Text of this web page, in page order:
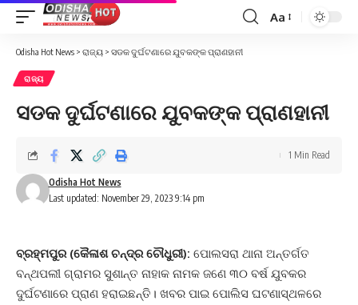
Font
Aa
Odisha Hot News > ରାଜ୍ୟ > ସଡକ ଦୁର୍ଘଟଣାରେ ଯୁବକଙ୍କ ପ୍ରାଣହାନୀ
ରାଜ୍ୟ
ସଡକ ଦୁର୍ଘଟଣାରେ ଯୁବକଙ୍କ ପ୍ରାଣହାନୀ
Last updated: November 29, 2023 9:14 pm
Odisha Hot News
1 Min Read
ବ୍ରହ୍ମପୁର (କୈଳାଶ ଚନ୍ଦ୍ର ଚୌଧୁରୀ): ପୋଲସରା ଥାନା ଅନ୍ତର୍ଗତ
ବନ୍ଥପଲୀ ଗ୍ରାମର ସୁଶାନ୍ତ ନାହାକ ନାମକ ଜଣେ ୩୦ ବର୍ଷ ଯୁବକର
ଦୁର୍ଘଟଣାରେ ପ୍ରାଣ ହରାଇଛନ୍ତି। ଖବର ପାଇ ପୋଲିସ ଘଟଣାସ୍ଥଳରେ